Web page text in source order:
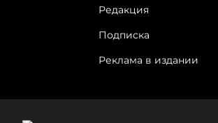
Редакция
Подписка
Реклама в издании